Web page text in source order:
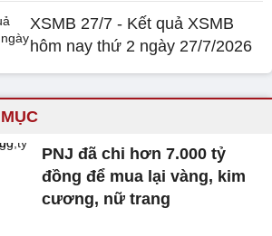
XSMB 27/7 - Kết quả XSMB
hôm nay thứ 2 ngày 27/7/2026
PNJ đã chi hơn 7.000 tỷ
đồng để mua lại vàng, kim
cương, nữ trang